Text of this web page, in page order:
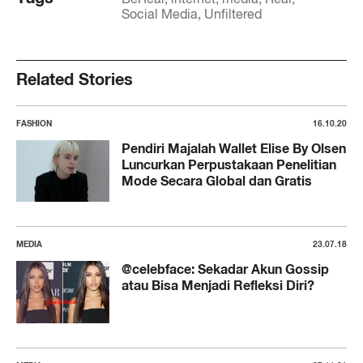
Social Media Unfiltered
Related Stories
FASHION 16.10.20
Pendiri Majalah Wallet Elise By Olsen
Luncurkan Perpustakaan Penelitian
Mode Secara Global dan Gratis
MEDIA 23.07.18
@celebface: Sekadar Akun Gossip
atau Bisa Menjadi Refleksi Diri?